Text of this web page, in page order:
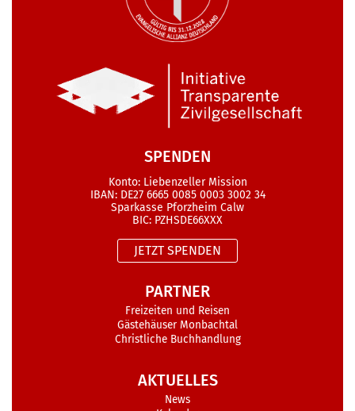
SPENDEN
Konto: Liebenzeller Mission
IBAN: DE27 6665 0085 0003 3002 34
Sparkasse Pforzheim Calw
BIC: PZHSDE66XXX
JETZT SPENDEN
PARTNER
Freizeiten und Reisen
Gästehäuser Monbachtal
Christliche Buchhandlung
AKTUELLES
News